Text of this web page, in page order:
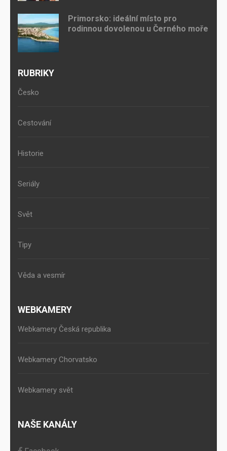
Primorsko: ideální místo pro
rodinnou dovolenou u Černého moře
RUBRIKY
Česko
Cestování
Historie
Seriály
Svět
Tipy
Věda a vesmír
WEBKAMERY
Webkamery Česká republika
Webkamery Chorvatsko
Webkamery svět
NAŠE KANÁLY